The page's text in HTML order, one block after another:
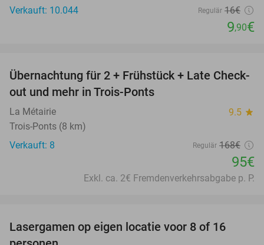
Verkauft: 10.044 Regulär 16€
9,90€
43%
Übernachtung für 2 + Frühstück + Late Check-
out und mehr in Trois-Ponts
La Métairie 9.5 star
Trois-Ponts (8 km)
Verkauft: 8
Regulär 168€
95€
Exkl. ca. 2€ Fremdenverkehrsabgabe p. P.
Lasergamen op eigen locatie voor 8 of 16